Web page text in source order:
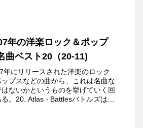
年の洋楽ロック＆ポップ
曲ベスト20（20-11)
年にリリースされた洋楽のロック
プスなどの曲から、これは名曲な
ないかというものを挙げていく回
る。20. Atlas - Battlesバトルズはア